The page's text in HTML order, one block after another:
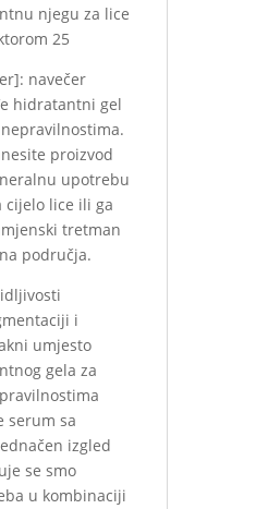
njegu za lice
25
navečer
hidratantni gel
proizvod
upotrebu
cijelo lice ili ga
tretman
područja.
i
umjesto
gela za
serum sa
izgled
se smo
u kombinaciji